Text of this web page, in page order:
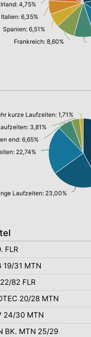
Frankreich: 8,60%
Spanien: 6,51%
Italien: 6,35%
Irland: 4,75%
Laufzeiten: 23,00%
22,74%
end: 6,65%
3,81%
kurze Laufzeiten: 1,71%
FLR
19/31 MTN
82 FLR
20/28 MTN
24/30 MTN
BK. MTN 25/29